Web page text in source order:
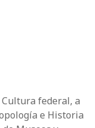
federal, a
e Historia